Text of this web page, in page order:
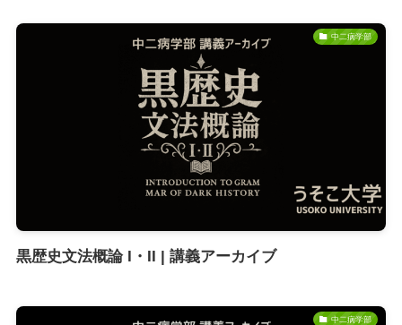
中二病学部
黒歴史文法概論 I・II | 講義アーカイブ
中二病学部